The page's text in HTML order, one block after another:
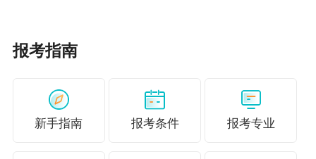
（一）报考条件
道德品行和业务素质，具备下列条件之一的经济
专业人员，可以报名参加高级经济专业技术资格
报考指南
新手指南 报考条件 报考专业